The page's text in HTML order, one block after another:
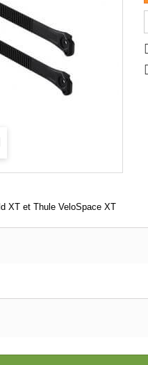
XT et Thule VeloSpace XT